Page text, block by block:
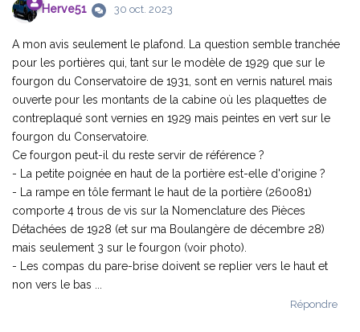
Herve51 30 oct. 2023
A mon avis seulement le plafond. La question semble tranchée
pour les portières qui, tant sur le modèle de 1929 que sur le
fourgon du Conservatoire de 1931, sont en vernis naturel mais
ouverte pour les montants de la cabine où les plaquettes de
contreplaqué sont vernies en 1929 mais peintes en vert sur le
fourgon du Conservatoire.
Ce fourgon peut-il du reste servir de référence ?
- La petite poignée en haut de la portière est-elle d'origine ?
- La rampe en tôle fermant le haut de la portière (260081)
comporte 4 trous de vis sur la Nomenclature des Pièces
Détachées de 1928 (et sur ma Boulangère de décembre 28)
mais seulement 3 sur le fourgon (voir photo).
- Les compas du pare-brise doivent se replier vers le haut et
non vers le bas ...
Répondre